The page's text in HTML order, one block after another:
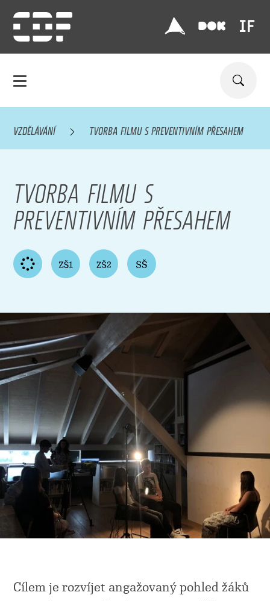
VZDĚLÁVÁNÍ TVORBA FILMU S PREVENTIVNÍM PŘESAHEM
TVORBA FILMU S
PREVENTIVNÍM PŘESAHEM
Cílem je rozvíjet angažovaný pohled žáků